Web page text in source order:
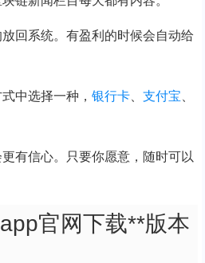
回系统。有盈利的时候会自动给
中选择一种， 银行卡、 支付宝
更有信心。只要你愿意，随时可以
官网下载**版本